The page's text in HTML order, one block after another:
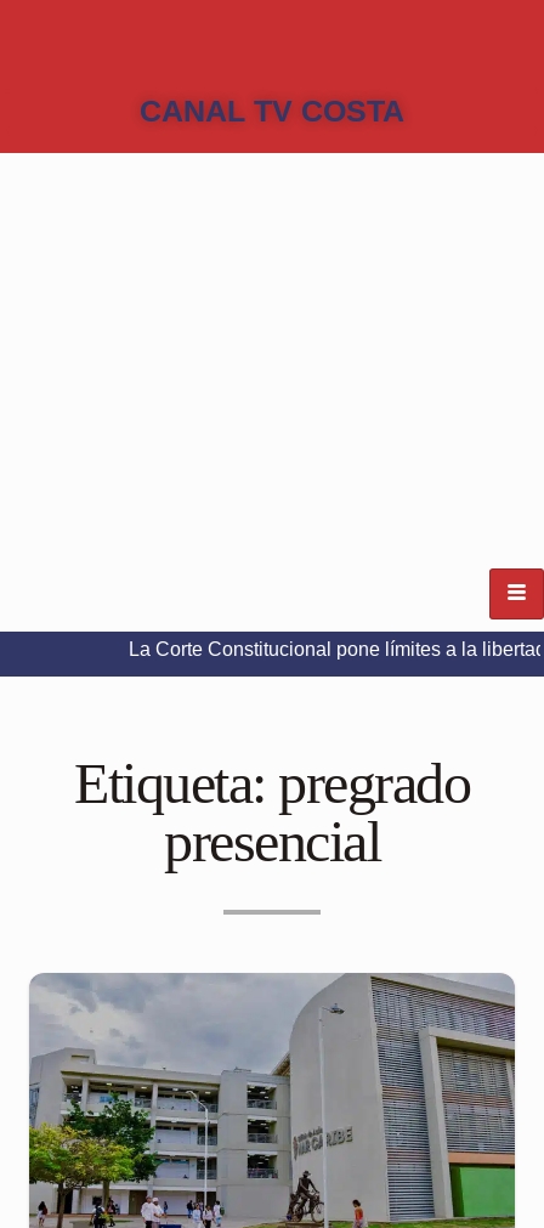
CANAL TV COSTA
La Corte Constitucional pone límites a la libertad de
Etiqueta: pregrado
presencial